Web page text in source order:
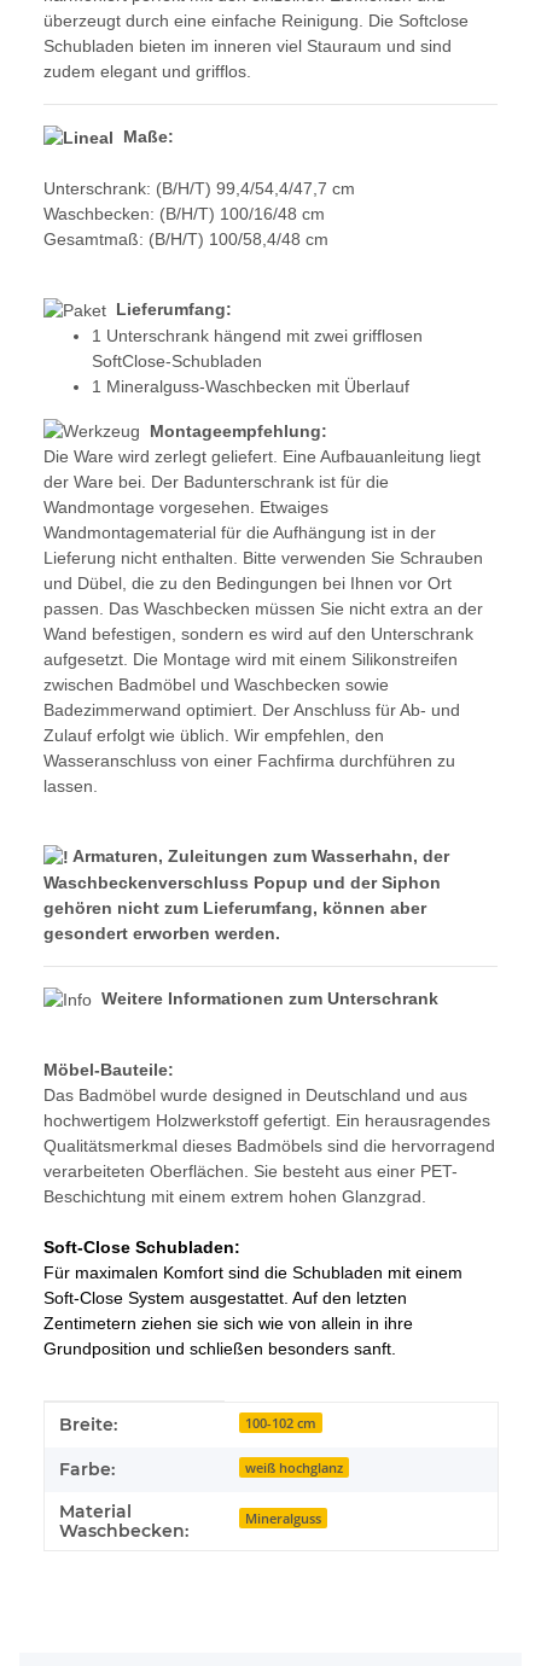
überzeugt durch eine einfache Reinigung. Die Softclose
Schubladen bieten im inneren viel Stauraum und sind
zudem elegant und grifflos.
Maße:
Unterschrank: (B/H/T) 99,4/54,4/47,7 cm
Waschbecken: (B/H/T) 100/16/48 cm
Gesamtmaß: (B/H/T) 100/58,4/48 cm
Lieferumfang:
1 Unterschrank hängend mit zwei grifflosen
SoftClose-Schubladen
1 Mineralguss-Waschbecken mit Überlauf
Montageempfehlung:
Die Ware wird zerlegt geliefert. Eine Aufbauanleitung liegt
der Ware bei. Der Badunterschrank ist für die
Wandmontage vorgesehen. Etwaiges
Wandmontagematerial für die Aufhängung ist in der
Lieferung nicht enthalten. Bitte verwenden Sie Schrauben
und Dübel, die zu den Bedingungen bei Ihnen vor Ort
passen. Das Waschbecken müssen Sie nicht extra an der
Wand befestigen, sondern es wird auf den Unterschrank
aufgesetzt. Die Montage wird mit einem Silikonstreifen
zwischen Badmöbel und Waschbecken sowie
Badezimmerwand optimiert. Der Anschluss für Ab- und
Zulauf erfolgt wie üblich. Wir empfehlen, den
Wasseranschluss von einer Fachfirma durchführen zu
lassen.
Armaturen, Zuleitungen zum Wasserhahn, der
Waschbeckenverschluss Popup und der Siphon
gehören nicht zum Lieferumfang, können aber
gesondert erworben werden.
Weitere Informationen zum Unterschrank
Möbel-Bauteile:
Das Badmöbel wurde designed in Deutschland und aus
hochwertigem Holzwerkstoff gefertigt. Ein herausragendes
Qualitätsmerkmal dieses Badmöbels sind die hervorragend
verarbeiteten Oberflächen. Sie besteht aus einer PET-
Beschichtung mit einem extrem hohen Glanzgrad.
Soft-Close Schubladen:
Für maximalen Komfort sind die Schubladen mit einem
Soft-Close System ausgestattet. Auf den letzten
Zentimetern ziehen sie sich wie von allein in ihre
Grundposition und schließen besonders sanft.
Produkteigenschaft
Wert
Breite: 100-102 cm
Farbe: weiß hochglanz
Material
Waschbecken:
Mineralguss